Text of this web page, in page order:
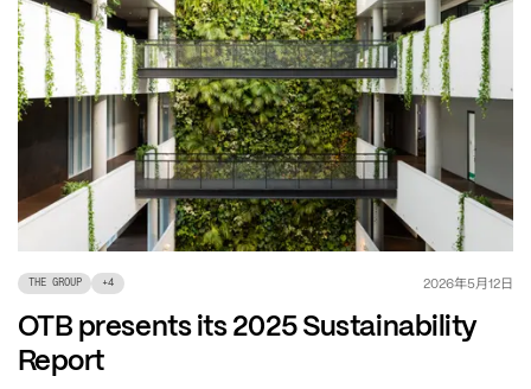
THE GROUP +4 2026年5月12日
OTB presents its 2025 Sustainability
Report